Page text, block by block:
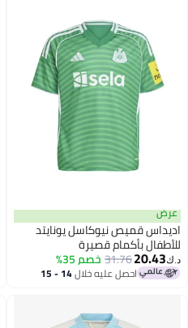
عرض
اديداس قميص نيوكاسل يونايتد
للأطفال بأكمام قصيرة
د.ك‏20.43
31.76خصم 35%
احصل عليه خلال 14 - 15